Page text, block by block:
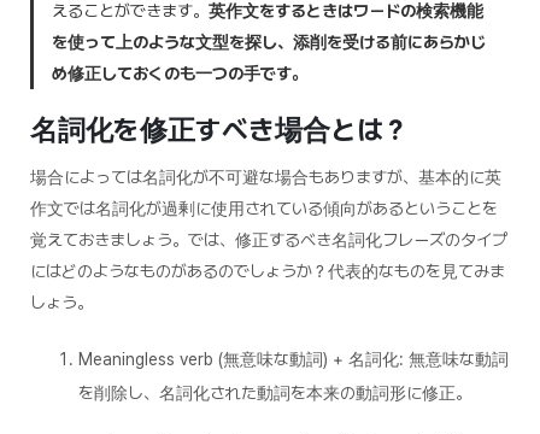
えることができます。 英作文をするときはワードの検索機能
を使って上のような文型を探し、添削を受ける前にあらかじ
め修正しておくのも一つの手です。
名詞化を修正すべき場合とは？
場合によっては名詞化が不可避な場合もありますが、基本的に英
作文では名詞化が過剰に使用されている傾向があるということを
覚えておきましょう。では、修正するべき名詞化フレーズのタイプ
にはどのようなものがあるのでしょうか？代表的なものを見てみま
しょう。
Meaningless verb (無意味な動詞) + 名詞化: 無意味な動詞
を削除し、名詞化された動詞を本来の動詞形に修正。